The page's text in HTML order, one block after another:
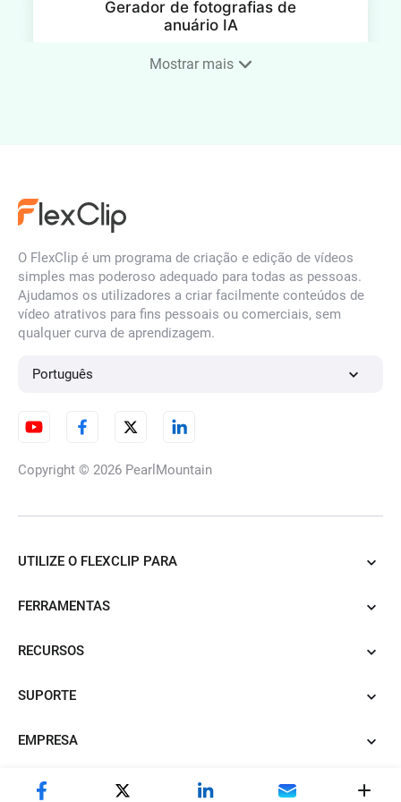
Gerador de fotografias de
anuário IA
Gerador de fotografias de
Gerador de fotografias de
com IA
Gerador de Fotos de Perfil
Bumble
bebé IA
Mostrar mais
O FlexClip é um programa de criação e edição de vídeos
simples mas poderoso adequado para todas as pessoas.
Ajudamos os utilizadores a criar facilmente conteúdos de
vídeo atrativos para fins pessoais ou comerciais, sem
qualquer curva de aprendizagem.
Português
Copyright © 2026 PearlMountain
UTILIZE O FLEXCLIP PARA
FERRAMENTAS
RECURSOS
SUPORTE
EMPRESA